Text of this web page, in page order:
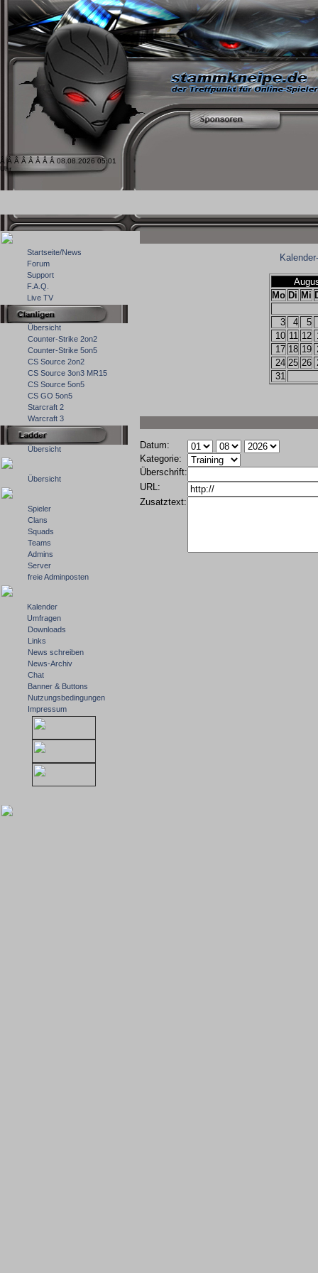
Â Â Â Â Â Â Â Â 08.08.2026 05:01
Uhr
Startseite/News
Forum
Support
F.A.Q.
Live TV
Übersicht
Counter-Strike 2on2
Counter-Strike 5on5
CS Source 2on2
CS Source 3on3 MR15
CS Source 5on5
CS GO 5on5
Starcraft 2
Warcraft 3
Übersicht
Übersicht
Spieler
Clans
Squads
Teams
Admins
Server
freie Adminposten
Kalender
Umfragen
Downloads
Links
News schreiben
News-Archiv
Chat
Banner & Buttons
Nutzungsbedingungen
Impressum
Mo Di Mi
3 4
5
10 11 12
17 18 19
24 25 26
31
Datum:
Kategorie:
Überschrift:
URL:
Zusatztext: